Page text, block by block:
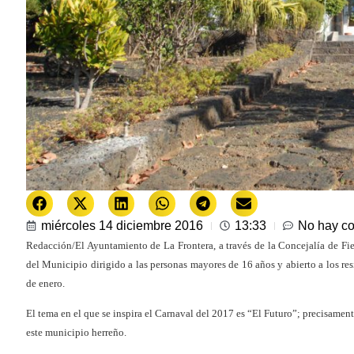
miércoles 14 diciembre 2016 13:33 No hay
Redacción/El Ayuntamiento de La Frontera, a través de la Concejalía de
del Municipio dirigido a las personas mayores de 16 años y abierto a los
de enero.
El tema en el que se inspira el Carnaval del 2017 es “El Futuro”;
este municipio herreño.